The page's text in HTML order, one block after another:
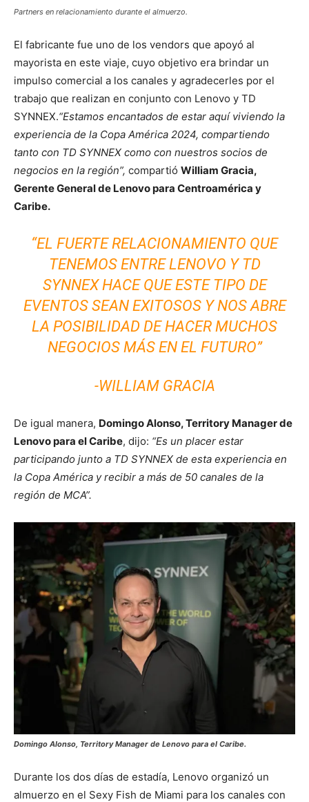
Partners en relacionamiento durante el almuerzo.
El fabricante fue uno de los vendors que apoyó al
mayorista en este viaje, cuyo objetivo era brindar un
impulso comercial a los canales y agradecerles por el
trabajo que realizan en conjunto con Lenovo y TD
SYNNEX.“Estamos encantados de estar aquí viviendo la
experiencia de la Copa América 2024, compartiendo
tanto con TD SYNNEX como con nuestros socios de
negocios en la región”, compartió William Gracia,
Gerente General de Lenovo para Centroamérica y
Caribe.
“EL FUERTE RELACIONAMIENTO QUE
TENEMOS ENTRE LENOVO Y TD
SYNNEX HACE QUE ESTE TIPO DE
EVENTOS SEAN EXITOSOS Y NOS ABRE
LA POSIBILIDAD DE HACER MUCHOS
NEGOCIOS MÁS EN EL FUTURO”
-WILLIAM GRACIA
De igual manera, Domingo Alonso, Territory Manager de
Lenovopara el Caribe, dijo: “Es un placer estar
participando junto a TD SYNNEX de esta experiencia en
la Copa América y recibir a más de 50 canales de la
región de MCA”.
Domingo Alonso, Territory Manager de Lenovo para el Caribe.
Durante los dos días de estadía, Lenovo organizó un
almuerzo en el Sexy Fish de Miami para los canales con